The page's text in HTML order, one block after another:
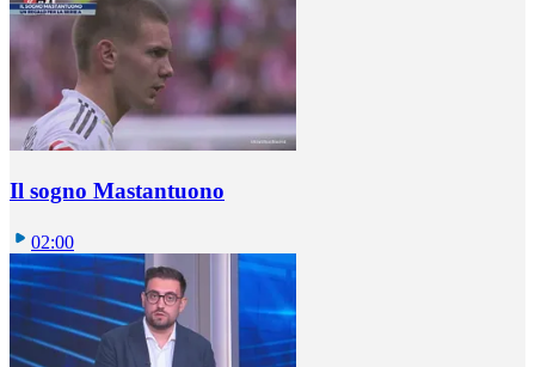
Il sogno Mastantuono
02:00